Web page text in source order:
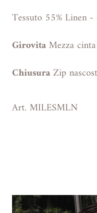
Tessuto 55% Linen
GirovitaMezza
ChiusuraZip
Art. MILESMLN